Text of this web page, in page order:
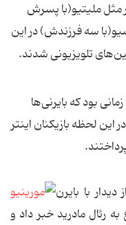
مثل ملیتیو(با پسرش
سه فرزندش) در این
تلویزیونی شدند.
بود که بایرنی‌ها
این لحظه بازیکنان اینتر
با بایرن
رئال مادرید خبر داد و